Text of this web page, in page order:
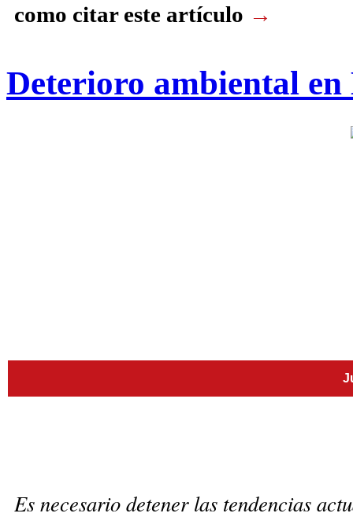
como citar este artículo →
Deterioro ambiental en
Es necesario detener las tendencias